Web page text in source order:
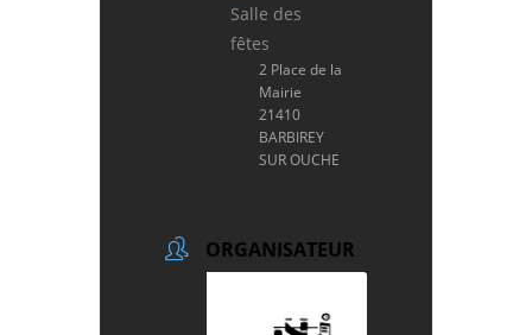
Salle des
fêtes
2 Place de la
Mairie
21410
BARBIREY
SUR OUCHE
ORGANISATEUR